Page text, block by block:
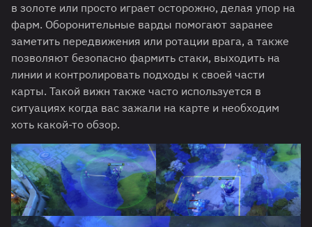
в золоте или просто играет осторожно, делая упор на
фарм. Оборонительные варды помогают заранее
заметить передвижения или ротации врага, а также
позволяют безопасно фармить стаки, выходить на
линии и контролировать подходы к своей части
карты. Такой вижн также часто используется в
ситуациях когда вас зажали на карте и необходим
хоть какой-то обзор.